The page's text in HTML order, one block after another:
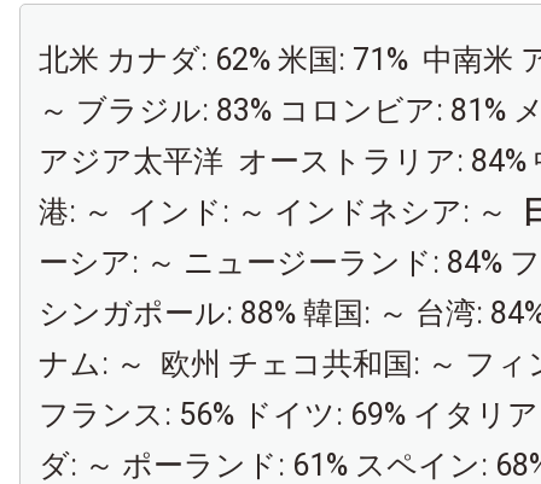
北米 カナダ: 62% 米国: 71% 中南米
～ ブラジル: 83% コロンビア: 81%
アジア太平洋 オーストラリア: 84%
港: ～ インド: ～ インドネシア: ～
ーシア: ～ ニュージーランド: 84%
シンガポール: 88% 韓国: ～ 台湾:
ナム: ～ 欧州 チェコ共和国: ～ フィ
フランス: 56% ドイツ: 69% イタリ
ダ: ～ ポーランド: 61% スペイン: